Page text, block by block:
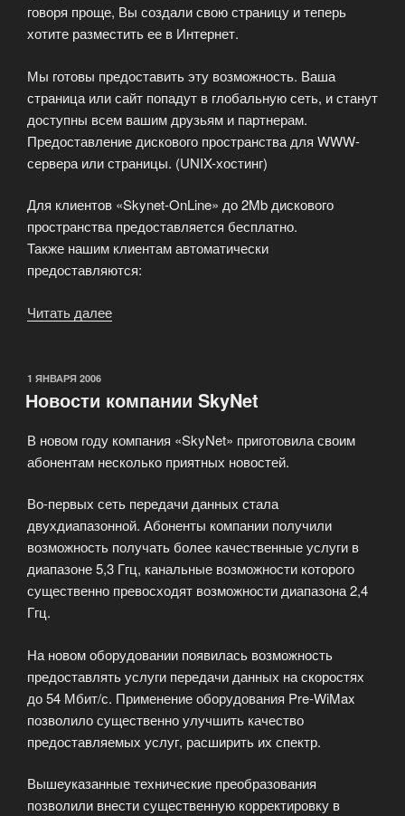
говоря проще, Вы создали свою страницу и теперь
хотите разместить ее в Интернет.
Мы готовы предоставить эту возможность. Ваша
страница или сайт попадут в глобальную сеть, и станут
доступны всем вашим друзьям и партнерам.
Предоставление дискового пространства для WWW-
сервера или страницы. (UNIX-хостинг)
Для клиентов «Skynet-OnLine» до 2Mb дискового
пространства предоставляется бесплатно.
Также нашим клиентам автоматически
предоставляются:
Читать далее
ОПУБЛИКОВАНО
1 ЯНВАРЯ 2006
Новости компании SkyNet
В новом году компания «SkyNet» приготовила своим
абонентам несколько приятных новостей.
Во-первых сеть передачи данных стала
двухдиапазонной. Абоненты компании получили
возможность получать более качественные услуги в
диапазоне 5,3 Ггц, канальные возможности которого
существенно превосходят возможности диапазона 2,4
Ггц.
На новом оборудовании появилась возможность
предоставлять услуги передачи данных на скоростях
до 54 Мбит/с. Применение оборудования Pre-WiMax
позволило существенно улучшить качество
предоставляемых услуг, расширить их спектр.
Вышеуказанные технические преобразования
позволили внести существенную корректировку в